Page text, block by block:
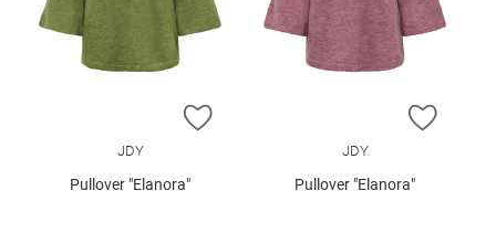
ZUR WUNSCHLISTE HINZUFÜGEN
JDY
Pullover "Elanora"
ZUR
JDY
Pullover "Elanora"